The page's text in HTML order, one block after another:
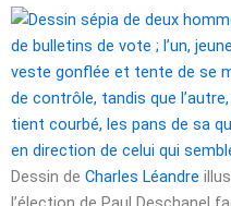
Dessin de Charles Léandre